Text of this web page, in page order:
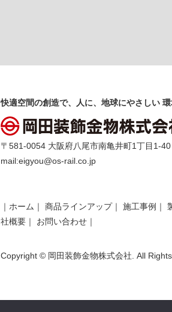
快適空間の創造で、人に、地球にやさしい
〒581-0054 大阪府八尾市南亀井町1丁目1-
mail:eigyou@os-rail.co.jp
｜ ホーム ｜ 商品ラインアップ｜ 施工事例 ｜
社概要 ｜ お問い合わせ ｜
Copyright © 岡田装飾金物株式会社. All